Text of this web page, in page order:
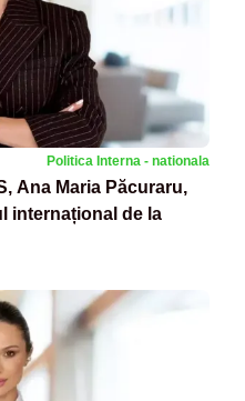
Politica Interna - nationala
Ana Maria Păcuraru,
internațional de la